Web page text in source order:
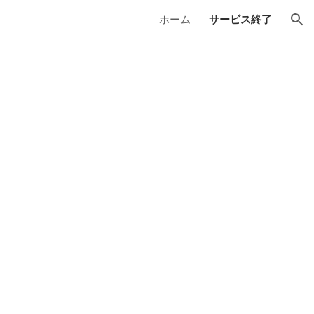
ホーム サービス終了